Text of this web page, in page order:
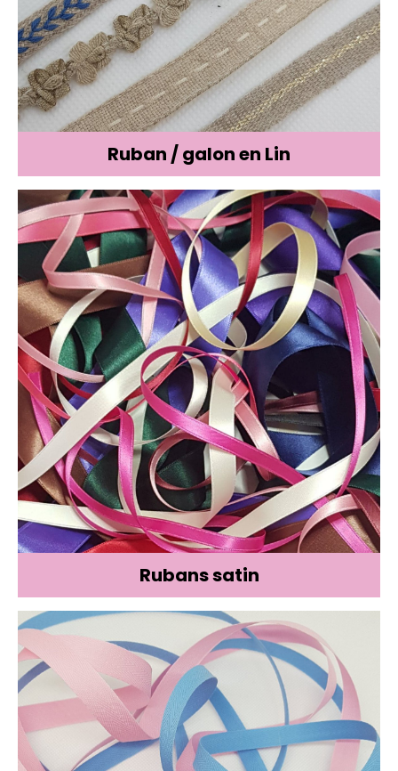
Ruban / galon en Lin
Rubans satin